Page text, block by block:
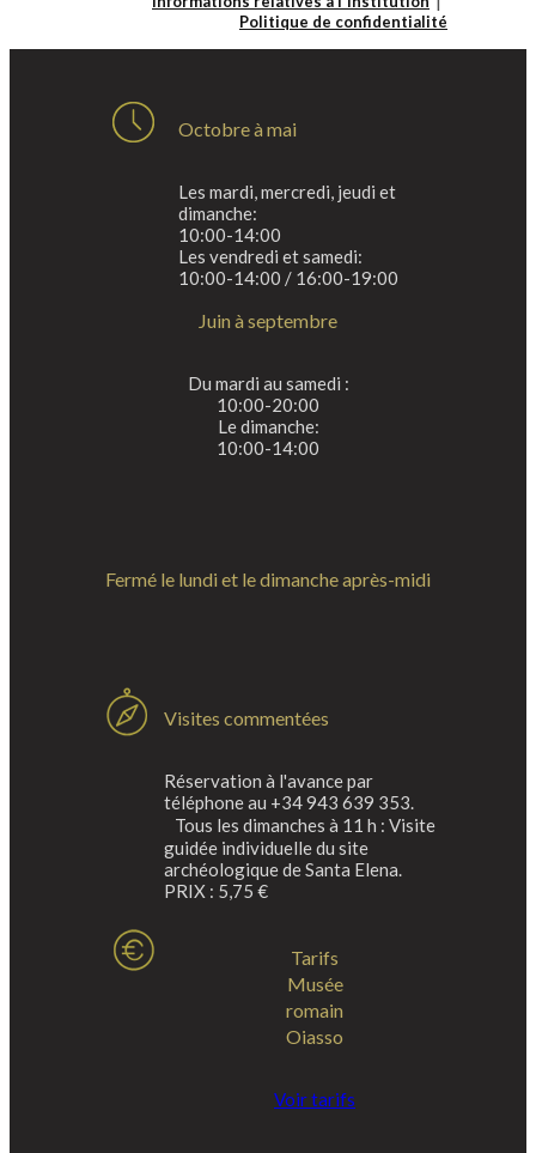
Politique de confidentialité
Octobre à mai
Les mardi, mercredi, jeudi et
dimanche:
10:00-14:00
Les vendredi et samedi:
10:00-14:00 / 16:00-19:00
Juin à septembre
Du mardi au samedi :
10:00-20:00
Le dimanche:
10:00-14:00
Fermé le lundi et le dimanche après-midi
Visites commentées
Réservation à l'avance par
téléphone au +34 943 639 353.
Tous les dimanches à 11 h : Visite
guidée individuelle du site
archéologique de Santa Elena.
PRIX : 5,75 €
Tarifs
Musée
romain
Oiasso
Voir tarifs